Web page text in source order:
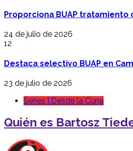
Proporciona BUAP
24 de julio de 2026
12
Destaca selectivo BUAP en
23 de julio de 2026
Series | Desde la Cuna
Quién es Bartosz